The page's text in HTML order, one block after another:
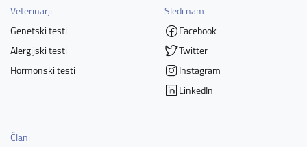
Veterinarji
Genetski testi
Alergijski testi
Hormonski testi
Sledi nam
Facebook
Twitter
Instagram
LinkedIn
Člani